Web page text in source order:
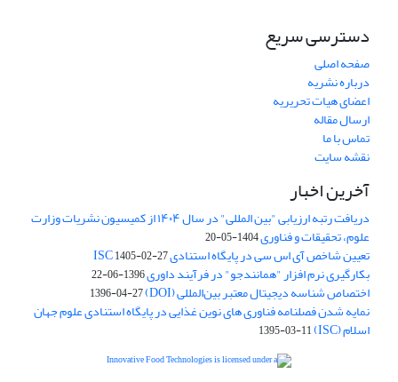
دسترسی سریع
صفحه اصلی
درباره نشریه
اعضای هیات تحریریه
ارسال مقاله
تماس با ما
نقشه سایت
آخرین اخبار
دریافت رتبه ارزیابی "بین المللی" در سال ۱۴۰۴ از کمیسیون نشریات وزارت
علوم، تحقیقات و فناوری1404-05-20
تعیین شاخص آی اس سی در پایگاه استنادی ISC1405-02-27
بکارگیری نرم افزار "همانندجو" در فرآیند داوری1396-06-22
اختصاص شناسه دیجیتال معتبر بین‌المللی (DOI) 1396-04-27
نمایه شدن فصلنامه فناوری های نوین غذایی در پایگاه استنادی علوم جهان
اسلام (ISC) 1395-03-11